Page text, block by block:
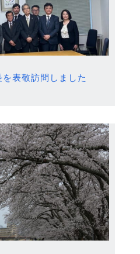
表敬訪問しました